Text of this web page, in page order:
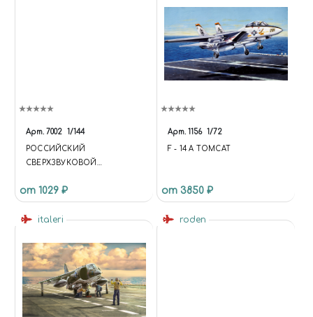
Арт. 7002 1/144
РОССИЙСКИЙ
СВЕРХЗВУКОВОЙ
БОМБАРДИРОВЩИК ТУ-160
от 1029 ₽
Арт. 1156 1/72
F - 14 A TOMCAT
от 3850 ₽
italeri roden